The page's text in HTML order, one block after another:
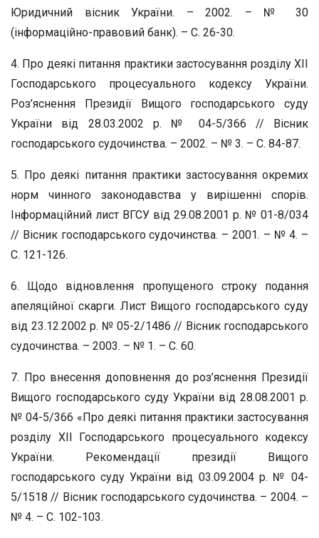
Юридичний вісник України. – 2002. – № 30
(інформаційно-правовий банк). – С. 26-30.
4. Про деякі питання практики застосування розділу ХІІ
Господарського процесуального кодексу України.
Роз’яснення Президії Вищого господарського суду
України від 28.03.2002 р. № 04-5/366 // Вісник
господарського судочинства. – 2002. – № 3. – С. 84-87.
5. Про деякі питання практики застосування окремих
норм чинного законодавства у вирішенні спорів.
Інформаційний лист ВГСУ від 29.08.2001 р. № 01-8/034
// Вісник господарського судочинства. – 2001. – № 4. –
С. 121-126.
6. Щодо відновлення пропущеного строку подання
апеляційної скарги. Лист Вищого господарського суду
від 23.12.2002 р. № 05-2/1486 // Вісник господарського
судочинства. – 2003. – № 1. – С. 60.
7. Про внесення доповнення до роз’яснення Президії
Вищого господарського суду України від 28.08.2001 р.
№ 04-5/366 «Про деякі питання практики застосування
розділу ХІІ Господарського процесуального кодексу
України. Рекомендації президії Вищого
господарського суду України від 03.09.2004 р. № 04-
5/1518 // Вісник господарського судочинства. – 2004. –
№ 4. – С. 102-103.